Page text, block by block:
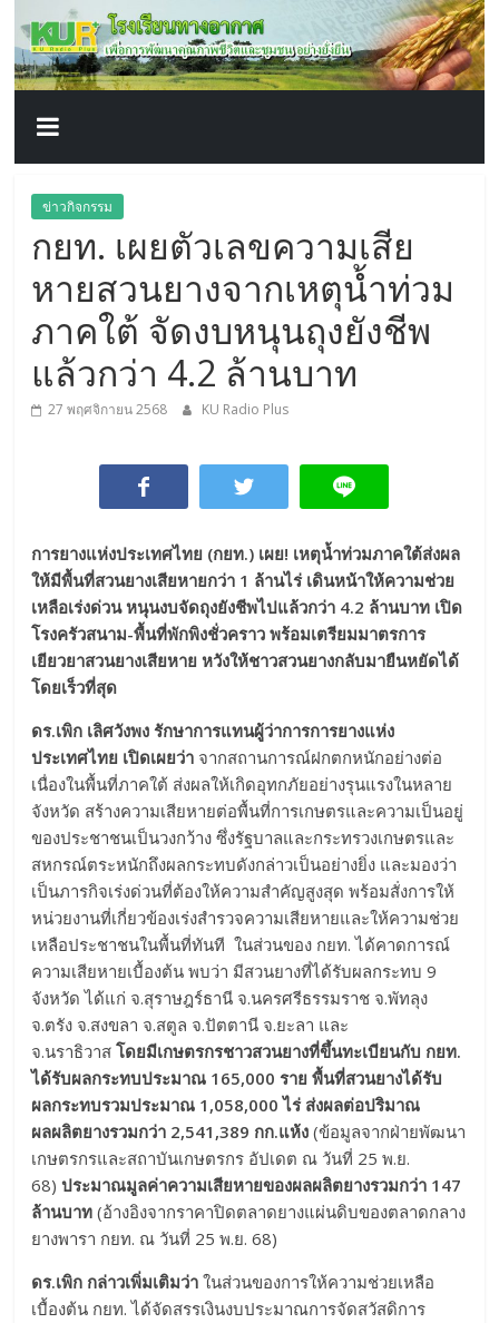
content
โรงเรียน
ทาง
อากาศ​
เพื่อ
พัฒนา
คุณภาพ
ชีวิต
ข่าวกิจกรรม
กยท. เผยตัวเลขความเสีย
หายสวนยางจากเหตุน้ำท่วม
ภาคใต้ จัดงบหนุนถุงยังชีพ
แล้วกว่า 4.2 ล้านบาท
27 พฤศจิกายน 2568 KU Radio Plus
การยางแห่งประเทศไทย (กยท.) เผย! เหตุน้ำท่วมภาคใต้ส่งผล
ให้มีพื้นที่สวนยางเสียหายกว่า 1 ล้านไร่ เดินหน้าให้ความช่วย
เหลือเร่งด่วน หนุนงบจัดถุงยังชีพไปแล้วกว่า 4.2 ล้านบาท เปิด
โรงครัวสนาม-พื้นที่พักพิงชั่วคราว พร้อมเตรียมมาตรการ
เยียวยาสวนยางเสียหาย หวังให้ชาวสวนยางกลับมายืนหยัดได้
โดยเร็วที่สุด
ดร.เพิก เลิศวังพง รักษาการแทนผู้ว่าการการยางแห่ง
ประเทศไทย เปิดเผยว่า จากสถานการณ์ฝกตกหนักอย่างต่อ
เนื่องในพื้นที่ภาคใต้ ส่งผลให้เกิดอุทกภัยอย่างรุนแรงในหลาย
จังหวัด สร้างความเสียหายต่อพื้นที่การเกษตรและความเป็นอยู่
ของประชาชนเป็นวงกว้าง ซึ่งรัฐบาลและกระทรวงเกษตรและ
สหกรณ์ตระหนักถึงผลกระทบดังกล่าวเป็นอย่างยิ่ง และมองว่า
เป็นภารกิจเร่งด่วนที่ต้องให้ความสำคัญสูงสุด พร้อมสั่งการให้
หน่วยงานที่เกี่ยวข้องเร่งสำรวจความเสียหายและให้ความช่วย
เหลือประชาชนในพื้นที่ทันที ในส่วนของ กยท. ได้คาดการณ์
ความเสียหายเบื้องต้น พบว่า มีสวนยางที่ได้รับผลกระทบ 9
จังหวัด ได้แก่ จ.สุราษฎร์ธานี จ.นครศรีธรรมราช จ.พัทลุง
จ.ตรัง จ.สงขลา จ.สตูล จ.ปัตตานี จ.ยะลา และ
จ.นราธิวาสโดยมีเกษตรกรชาวสวนยางที่ขึ้นทะเบียนกับ กยท.
ได้รับผลกระทบประมาณ 165,000 ราย พื้นที่สวนยางได้รับ
ผลกระทบรวมประมาณ 1,058,000 ไร่ ส่งผลต่อปริมาณ
ผลผลิตยางรวมกว่า 2,541,389 กก.แห้ง(ข้อมูลจากฝ่ายพัฒนา
เกษตรกรและสถาบันเกษตรกร อัปเดต ณ วันที่ 25 พ.ย.
68)ประมาณมูลค่าความเสียหายของผลผลิตยางรวมกว่า 147
ล้านบาท (อ้างอิงจากราคาปิดตลาดยางแผ่นดิบของตลาดกลาง
ยางพารา กยท. ณ วันที่ 25 พ.ย. 68)
ดร.เพิก กล่าวเพิ่มเติมว่า ในส่วนของการให้ความช่วยเหลือ
เบื้องต้น กยท. ได้จัดสรรเงินงบประมาณการจัดสวัสดิการ